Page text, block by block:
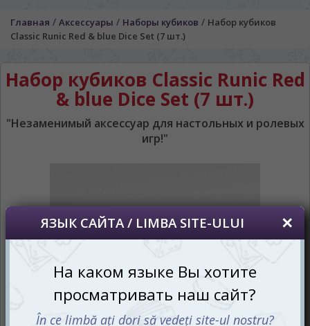
Главная / Аксессуары / Наборы кубиков / Набор кубиков
Classic Runic Red & blue Dice Set (7 шт.)
Набор кубиков Classic Runic Red
& blue Dice Set (7 шт.)
"Незаменимый аксессуар для настольных и ролевых
игр!"
На каком языке Вы хотите
просматривать наш сайт?
*Беспокоим Вас только один раз, далее
сохраним Ваш выбор языка.
Vă vom deranja doar o singură dată, apoi vă
vom salva alegerea limbii.
Если вы хотите переключить язык
RO RU